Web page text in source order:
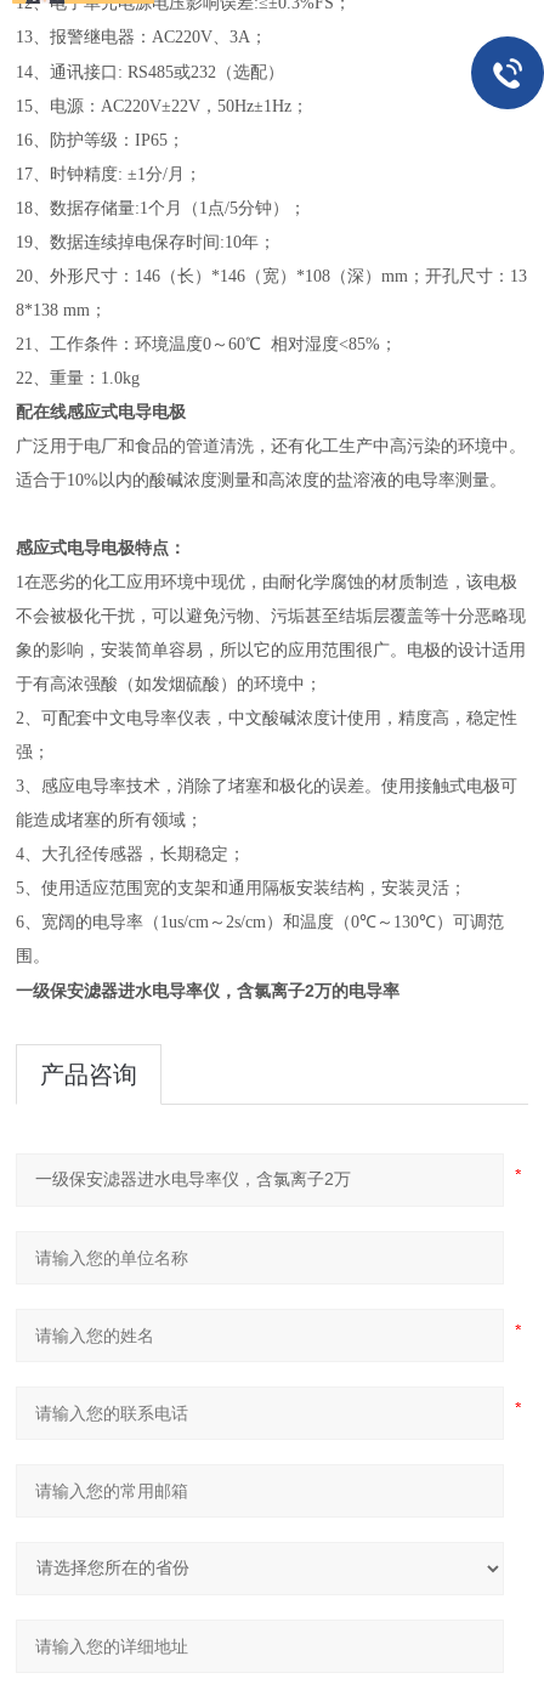
13、报警继电器：AC220V、3A；
14、通讯接口 : RS485或232（选配）
15、电源：AC220V±22V，50Hz±1Hz；
16、防护等级：IP65；
17、时钟精度: ±1分/月；
18、数据存储量:1个月（1点/5分钟）；
19、数据连续掉电保存时间:10年；
20、外形尺寸：146（长） *146（宽） *108（深）mm；开孔尺寸：13
8*138 mm；
21、工作条件：环境温度0～60℃ 相对湿度<85%；
22、重量： 1.0kg
配在线感应式电导电极
广泛用于电厂和食品的管道清洗，还有化工生产中高污染的环境中。
适合于10%以内的酸碱浓度测量和高浓度的盐溶液的电导率测量。
感应式电导电极特点：
1在恶劣的化工应用环境中现优 ， 由耐化学腐蚀的材质制造，该电极
不会被极化干扰，可以避免污物、污垢甚至结垢层覆盖等十分恶略现
象的影响，安装简单容易，所以它的应用范围很广。电极的设计适用
于有高浓强酸（如发烟硫酸）的环境中 ；
2、可配套中文电导率仪表，中文酸碱浓度计使用，精度高，稳定性
强；
3、 感应电导率技术，消除了堵塞和极化的误差。使用接触式电极可
能造成堵塞的所有领域 ；
4、 大孔径传感器，长期稳定 ；
5、使用适应范围宽的支架和通用隔板安装结构，安装灵活 ；
6、 宽阔的电导率（1us/cm～2s/cm）和温度（0℃ ～130℃）可调范
围 。
一级保安滤器进水电导率仪，含氯离子2万的电导率
产品咨询